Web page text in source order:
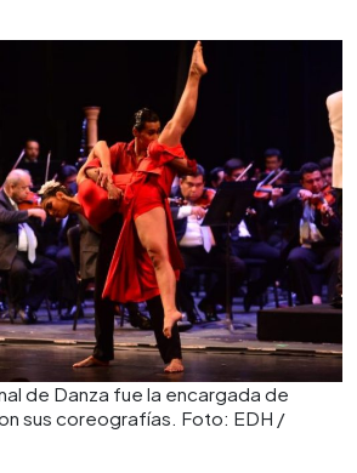
de Danza fue la encargada de
sus coreografías. Foto: EDH /